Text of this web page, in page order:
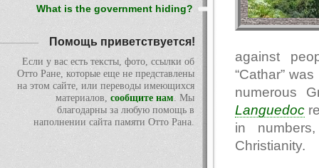
against
“Cathar”
numerous
Languedoc
in
Christianity.
What is the government hiding?
Помощь приветствуется!
Если у вас есть тексты, фото, ссылки об
Отто Ране, которые еще не представлены
на этом сайте, или переводы имеющихся
материалов, сообщите нам. Мы
благодарны за любую помощь в
наполнении сайта памяти Отто Рана.